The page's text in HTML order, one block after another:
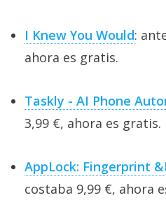
I Knew You Would:
ahora es gratis.
Taskly - AI Phone
3,99 €, ahora es gratis.
AppLock: Fingerprint
costaba 9,99 €, ahora